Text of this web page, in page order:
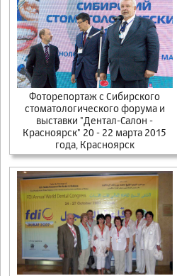
Фоторепортаж с Сибирского
стоматологического форума и
выставки "Дентал-Салон -
Красноярск" 20 - 22 марта 2015
года, Красноярск